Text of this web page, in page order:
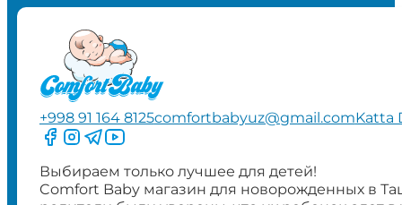
+998 91 164 8125comfortbabyuz@gmail.comKatta
Следите за нами на Facebook
Следите за нами в Instagram
Следите за нами в Telegram
Следите за нами в YouTube
Выбираем только лучшее для детей!
Comfort Baby магазин для новорожденных в